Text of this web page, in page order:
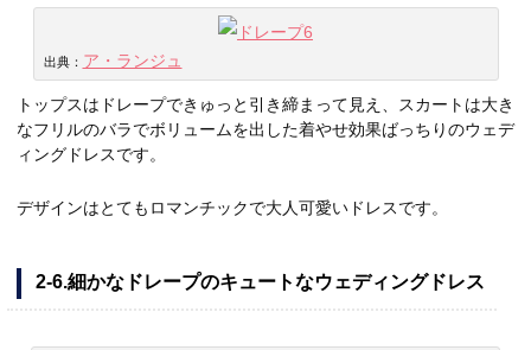
出典： ア・ランジュ
トップスはドレープできゅっと引き締まって見え、スカートは大き
なフリルのバラでボリュームを出した着やせ効果ばっちりのウェデ
ィングドレスです。
デザインはとてもロマンチックで大人可愛いドレスです。
2-6.細かなドレープのキュートなウェディングドレス